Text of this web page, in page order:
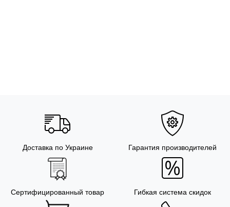
Доставка по Украине Гарантия производителей
Сертифицированный товар Гибкая система скидок